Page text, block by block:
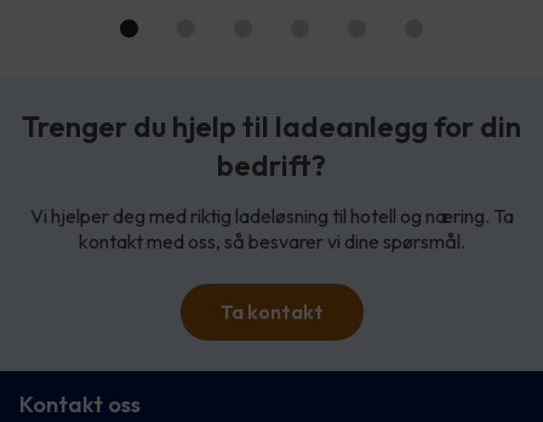
Trenger du hjelp til ladeanlegg for din
bedrift?
Vi hjelper deg med riktig ladeløsning til hotell og næring. Ta
kontakt med oss, så besvarer vi dine spørsmål.
Ta kontakt
Kontakt oss